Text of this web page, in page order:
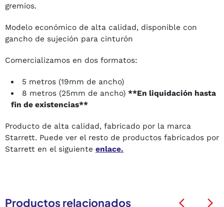
gremios.
Modelo económico de alta calidad, disponible con
gancho de sujeción para cinturón
Comercializamos en dos formatos:
5 metros (19mm de ancho)
8 metros (25mm de ancho) **En liquidación hasta
fin de existencias**
Producto de alta calidad, fabricado por la marca
Starrett. Puede ver el resto de productos fabricados por
Starrett en el siguiente enlace.
Productos relacionados arrow_back_ios arrow_back_ios